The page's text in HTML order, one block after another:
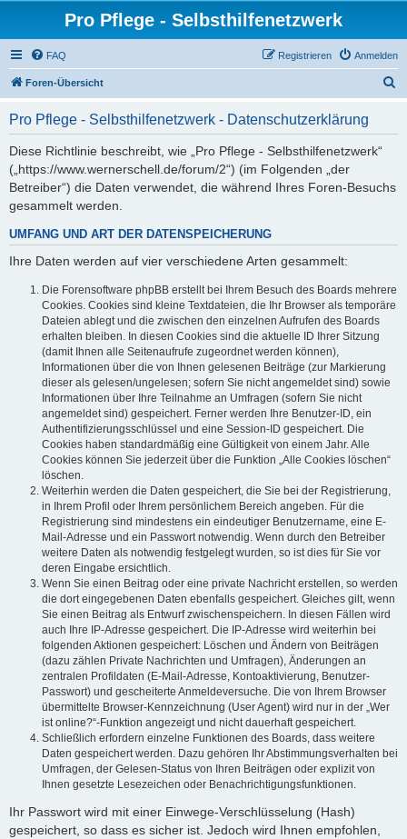
Pro Pflege - Selbsthilfenetzwerk
FAQ Anmelden
Registrieren
Foren-Übersicht
Pro Pflege - Selbsthilfenetzwerk - Datenschutzerklärung
Diese Richtlinie beschreibt, wie „Pro Pflege - Selbsthilfenetzwerk“
(„https://www.wernerschell.de/forum/2“) (im Folgenden „der
Betreiber“) die Daten verwendet, die während Ihres Foren-Besuchs
gesammelt werden.
UMFANG UND ART DER DATENSPEICHERUNG
Ihre Daten werden auf vier verschiedene Arten gesammelt:
Die Forensoftware phpBB erstellt bei Ihrem Besuch des Boards mehrere
Cookies. Cookies sind kleine Textdateien, die Ihr Browser als temporäre
Dateien ablegt und die zwischen den einzelnen Aufrufen des Boards
erhalten bleiben. In diesen Cookies sind die aktuelle ID Ihrer Sitzung
(damit Ihnen alle Seitenaufrufe zugeordnet werden können),
Informationen über die von Ihnen gelesenen Beiträge (zur Markierung
dieser als gelesen/ungelesen; sofern Sie nicht angemeldet sind) sowie
Informationen über Ihre Teilnahme an Umfragen (sofern Sie nicht
angemeldet sind) gespeichert. Ferner werden Ihre Benutzer-ID, ein
Authentifizierungsschlüssel und eine Session-ID gespeichert. Die
Cookies haben standardmäßig eine Gültigkeit von einem Jahr. Alle
Cookies können Sie jederzeit über die Funktion „Alle Cookies löschen“
löschen.
Weiterhin werden die Daten gespeichert, die Sie bei der Registrierung,
in Ihrem Profil oder Ihrem persönlichem Bereich angeben. Für die
Registrierung sind mindestens ein eindeutiger Benutzername, eine E-
Mail-Adresse und ein Passwort notwendig. Wenn durch den Betreiber
weitere Daten als notwendig festgelegt wurden, so ist dies für Sie vor
deren Eingabe ersichtlich.
Wenn Sie einen Beitrag oder eine private Nachricht erstellen, so werden
die dort eingegebenen Daten ebenfalls gespeichert. Gleiches gilt, wenn
Sie einen Beitrag als Entwurf zwischenspeichern. In diesen Fällen wird
auch Ihre IP-Adresse gespeichert. Die IP-Adresse wird weiterhin bei
folgenden Aktionen gespeichert: Löschen und Ändern von Beiträgen
(dazu zählen Private Nachrichten und Umfragen), Änderungen an
zentralen Profildaten (E-Mail-Adresse, Kontoaktivierung, Benutzer-
Passwort) und gescheiterte Anmeldeversuche. Die von Ihrem Browser
übermittelte Browser-Kennzeichnung (User Agent) wird nur in der „Wer
ist online?“-Funktion angezeigt und nicht dauerhaft gespeichert.
Schließlich erfordern einzelne Funktionen des Boards, dass weitere
Daten gespeichert werden. Dazu gehören Ihr Abstimmungsverhalten bei
Umfragen, der Gelesen-Status von Ihren Beiträgen oder explizit von
Ihnen gesetzte Lesezeichen oder Benachrichtigungsfunktionen.
Ihr Passwort wird mit einer Einwege-Verschlüsselung (Hash)
gespeichert, so dass es sicher ist. Jedoch wird Ihnen empfohlen,